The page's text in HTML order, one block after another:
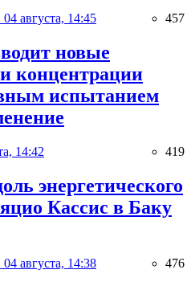
04 августа, 14:45 457
новые
концентрации
испытанием
14:42 419
энергетического
Кассис в Баку
04 августа, 14:38 476